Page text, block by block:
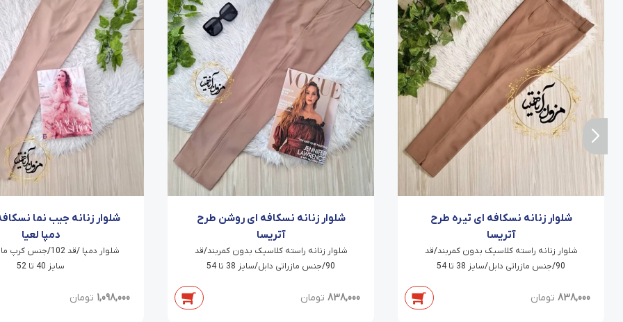
شلوار زنانه نسکافه ای تیره طرح
آتریسا
شلوار زنانه راسته کلاسیک بدون کمربند/قد
90/جنس مازراتی دابل/سایز 38 تا 54
838,000 تومان
شلوار زنانه نسکافه ای روشن طرح
آتریسا
شلوار زنانه راسته کلاسیک بدون کمربند/قد
90/جنس مازراتی دابل/سایز 38 تا 54
838,000 تومان
شلوار زنانه جیب نما
دمپا لعیا
شلوار دمپا /قد 102/
سایز 40 تا 52
1,098,000 تومان